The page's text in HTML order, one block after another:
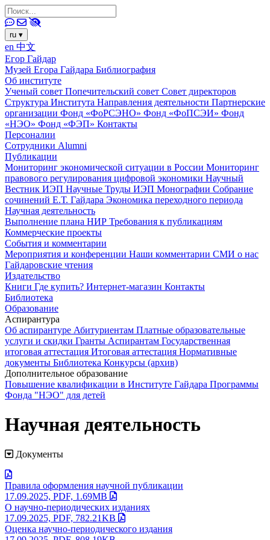
ru ▾
en 中文
Егор Гайдар
Музей Егора Гайдара Библиография
Об институте
Ученый совет Попечительский совет Совет директоров
Структура Института Направления деятельности Партнерские
организации Фонд «ФоРСЭНО» Фонд «ФоПСЭИ» Фонд
«НЭО» Фонд «ФЭП» Контакты
Персоналии
Сотрудники Alumni
Публикации
Мониторинг экономической ситуации в России Мониторинг
правового регулирования цифровой экономики Научный
Вестник ИЭП Научные Труды ИЭП Монографии Собрание
сочинений Е.Т. Гайдара Экономика переходного периода
Научная деятельность
Выполнение плана НИР Требования к публикациям
Коммерческие проекты
События и комментарии
Мероприятия и конференции Наши комментарии СМИ о нас
Гайдаровские чтения
Издательство
Книги Где купить? Интернет-магазин Контакты
Библиотека
Образование
Аспирантура
Об аспирантуре Абитуриентам Платные образовательные
услуги и скидки Гранты Аспирантам Государственная
итоговая аттестация Итоговая аттестация Нормативные
документы Библиотека Конкурсы (архив)
Дополнительное образование
Повышение квалификации в Институте Гайдара Программы
Фонда "НЭО" для детей
Научная деятельность
Документы
Правила оформления научной публикации
17.09.2025, PDF, 1.69MB
О научно-периодических изданиях
17.09.2025, PDF, 782.21KB
Оценка научно-периодического издания